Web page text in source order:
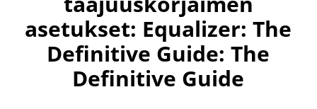
asetukset: Equalizer: The
Definitive Guide: The
Definitive Guide